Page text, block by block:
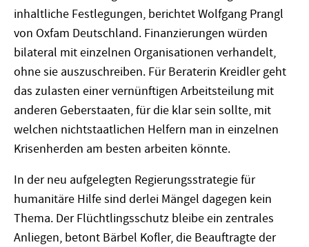
inhaltliche Festlegungen, berichtet Wolfgang Prangl
von Oxfam Deutschland. Finanzierungen würden
bilateral mit einzelnen Organisationen verhandelt,
ohne sie auszuschreiben. Für Beraterin Kreidler geht
das zulasten einer vernünftigen Arbeitsteilung mit
anderen Geberstaaten, für die klar sein sollte, mit
welchen nichtstaatlichen Helfern man in einzelnen
Krisenherden am besten arbeiten könnte.
In der neu aufgelegten Regierungsstrategie für
humanitäre Hilfe sind derlei Mängel dagegen kein
Thema. Der Flüchtlingsschutz bleibe ein zentrales
Anliegen, betont Bärbel Kofler, die Beauftragte der